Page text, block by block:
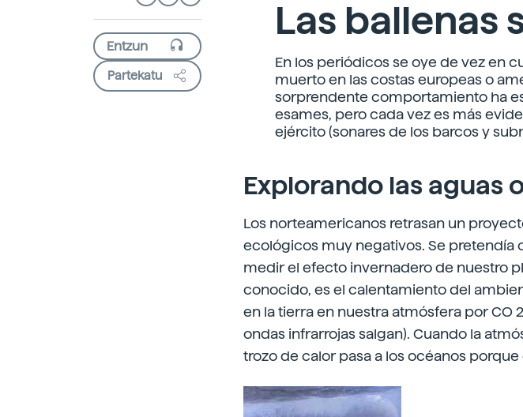
Partekatu
Las ballenas
En los periódicos se oye de vez en
muerto en las costas europeas o
sorprendente comportamiento ha
esames, pero cada vez es más
ejército (sonares de los barcos y
Explorando las aguas
Los norteamericanos retrasan un
ecológicos muy negativos. Se pretendía
medir el efecto invernadero de nuestro
conocido, es el calentamiento del
en la tierra en nuestra atmósfera por CO
ondas infrarrojas salgan). Cuando la
trozo de calor pasa a los océanos